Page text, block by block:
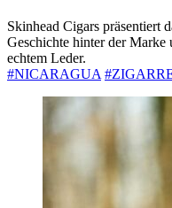
Skinhead Cigars präsentiert
Geschichte hinter der Marke
echtem Leder.
#NICARAGUA